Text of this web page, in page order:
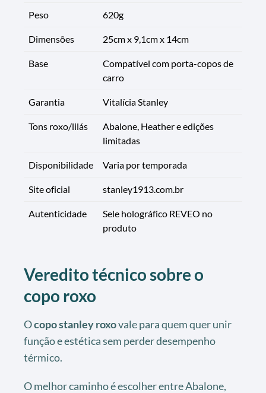
Peso 620g
Dimensões 25cm x 9,1cm x 14cm
Base
Compatível com porta-copos de
carro
Garantia Vitalícia Stanley
Tons roxo/lilás
Abalone, Heather e edições
limitadas
Disponibilidade Varia por temporada
Site oficial stanley1913.com.br
Autenticidade
Sele holográfico REVEO no
produto
Veredito técnico sobre o
copo roxo
Ocopo stanley roxovale para quem quer unir
função e estética sem perder desempenho
térmico.
O melhor caminho é escolher entre Abalone,